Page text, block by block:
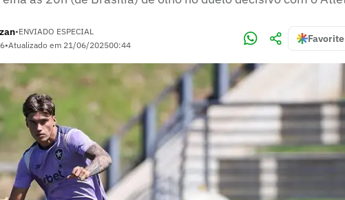
•ENVIADO ESPECIAL
•Atualizado em 21/06/202500:44